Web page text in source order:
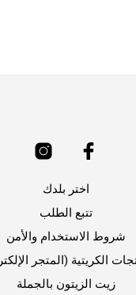
اختر بلدك
تتبع الطلب
شروط الاستخدام والأمن
الكريتية (المتجر
زيت الزيتون بالجملة